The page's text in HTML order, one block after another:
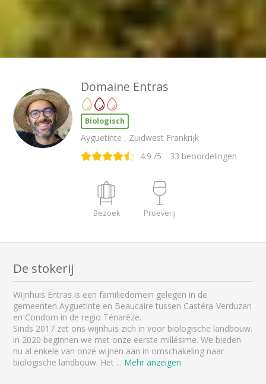
Domaine Entras
Biologisch
Ayguetinte , Zuidwest Frankrijk
4.9 /5 33 beoordelingen
Bezoek Proeverij
De stokerij
Wijnhuis Entras is een familiedomein gelegen in de
gemeenten Ayguetinte en Beaucaire tussen Castéra-Verduzan
en Condom in de regio Ténarèze.
Sinds 2017 zet ons wijnhuis zich in voor biologische landbouw.
in 2020 beginnen we met onze eerste millésime. We bieden
nu al enkele van onze wijnen aan in omschakeling naar
biologische landbouw. Het ... Mehr anzeigen